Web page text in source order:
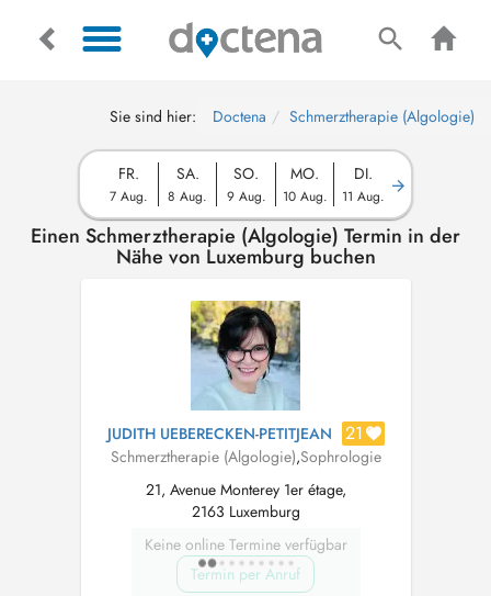
Sie sind hier: Doctena Schmerztherapie (Algologie)
FR.
7 Aug.
SA.
8 Aug.
SO.
9 Aug.
MO.
10 Aug.
DI.
11 Aug.
Einen Schmerztherapie (Algologie) Termin in der
Nähe von Luxemburg buchen
JUDITH UEBERECKEN-PETITJEAN 21
Schmerztherapie (Algologie),Sophrologie
21, Avenue Monterey 1er étage,
2163 Luxemburg
Keine online Termine verfügbar
Termin per Anruf